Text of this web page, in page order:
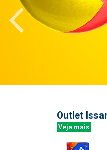
Outlet
Veja mais